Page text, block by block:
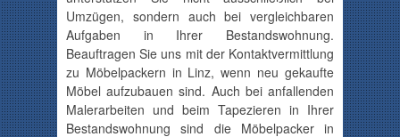
Umzügen, sondern auch bei vergleichbaren
Aufgaben in Ihrer Bestandswohnung.
Beauftragen Sie uns mit der Kontaktvermittlung
zu Möbelpackern in Linz, wenn neu gekaufte
Möbel aufzubauen sind. Auch bei anfallenden
Malerarbeiten und beim Tapezieren in Ihrer
Bestandswohnung sind die Möbelpacker in